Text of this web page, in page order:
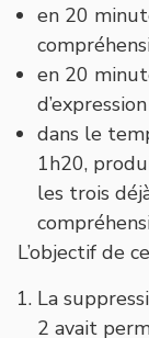
en 20
en 20
d’expression
dans le
1h20,
les trois
L’objectif de
La
2 avait